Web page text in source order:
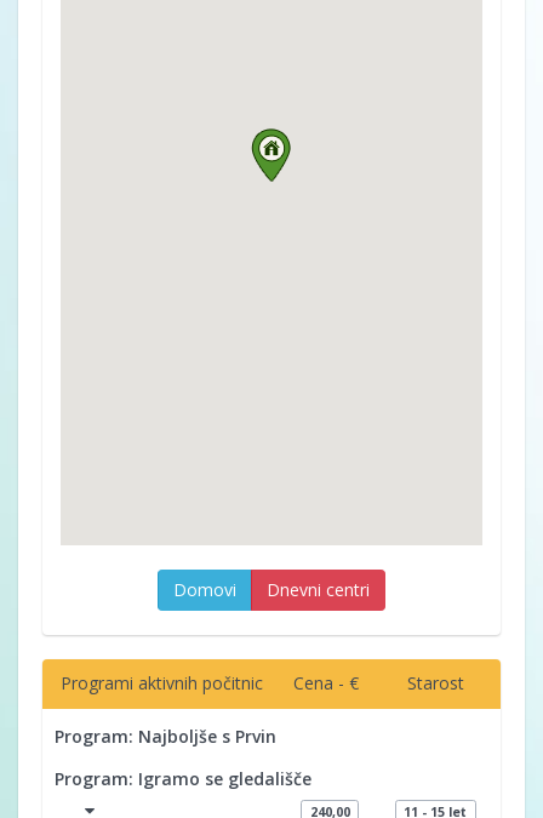
Domovi Dnevni centri
Programi aktivnih počitnic Cena - € Starost
Program: Najboljše s Prvin
Program: Igramo se gledališče
240,00 11 - 15 let